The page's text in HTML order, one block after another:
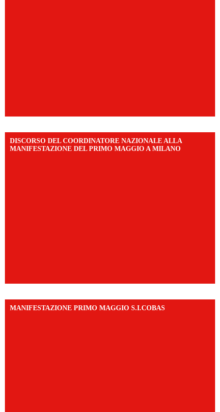
DISCORSO DEL COORDINATORE NAZIONALE ALLA
MANIFESTAZIONE DEL PRIMO MAGGIO A MILANO
MANIFESTAZIONE PRIMO MAGGIO S.I.COBAS